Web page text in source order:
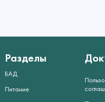
Разделы
БАД
Питание